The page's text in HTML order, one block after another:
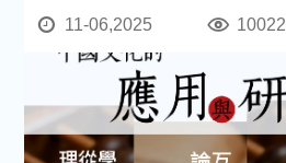
11-06,2025 10022